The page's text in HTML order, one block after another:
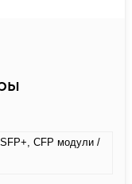
CFP модули /